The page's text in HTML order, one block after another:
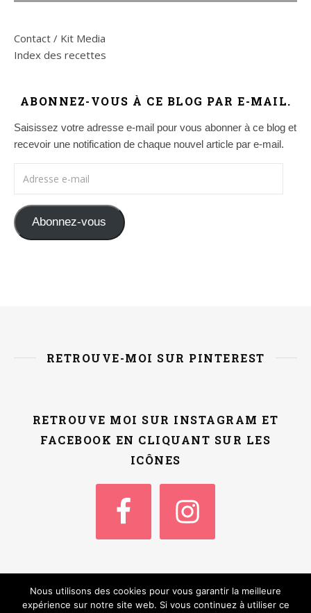
Contact / Kit Media
Index des recettes
ABONNEZ-VOUS À CE BLOG PAR E-MAIL.
Saisissez votre adresse e-mail pour vous abonner à ce blog et
recevoir une notification de chaque nouvel article par e-mail.
Abonnez-vous
RETROUVE-MOI SUR PINTEREST
RETROUVE MOI SUR INSTAGRAM ET
FACEBOOK EN CLIQUANT SUR LES
ICÔNES
Accueil Qui suis-je ? Contact / Kit Media
Thème Ashe parWP
Nous utilisons des cookies pour vous garantir la meilleure
expérience sur notre site web. Si vous continuez à utiliser ce